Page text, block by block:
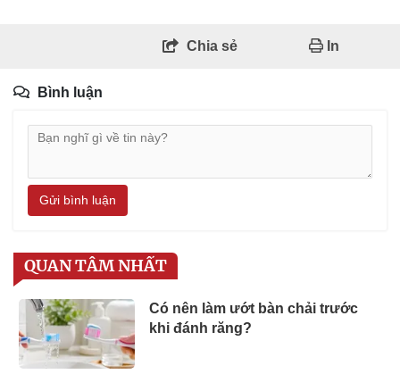
Chia sẻ In
Bình luận
Gửi bình luận
QUAN TÂM NHẤT
Có nên làm ướt bàn chải trước
khi đánh răng?